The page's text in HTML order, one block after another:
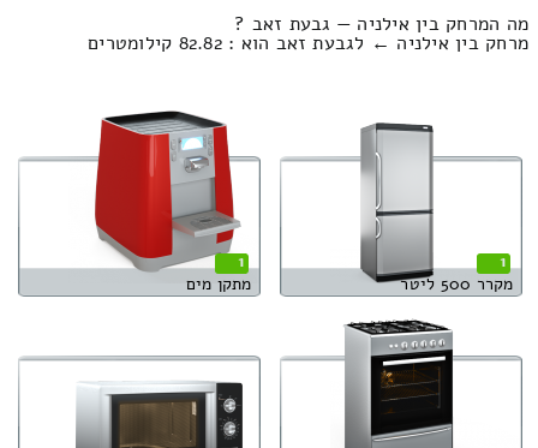
מה המרחק בין אילניה — גבעת זאב ?
מרחק בין אילניה ← לגבעת זאב הוא : 82.82 קילומטרים
1
מקרר 500 ליטר
1
מתקן מים